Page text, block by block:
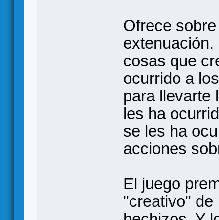
Ofrece
cosas que
ocurrido a
para llevarte
les ha
se les ha
acciones
El juego
"creativo" de